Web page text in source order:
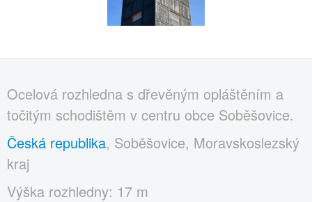
Ocelová rozhledna s dřevěným opláštěním a
točitým schodištěm v centru obce Soběšovice.
Česká republika, Soběšovice, Moravskoslezský
kraj
Výška rozhledny: 17 m